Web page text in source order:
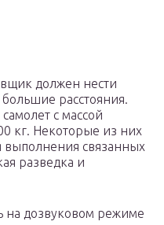
должен нести
расстояния.
с массой
кг. Некоторые из них
выполнения связанных
разведка и
на дозвуковом режиме